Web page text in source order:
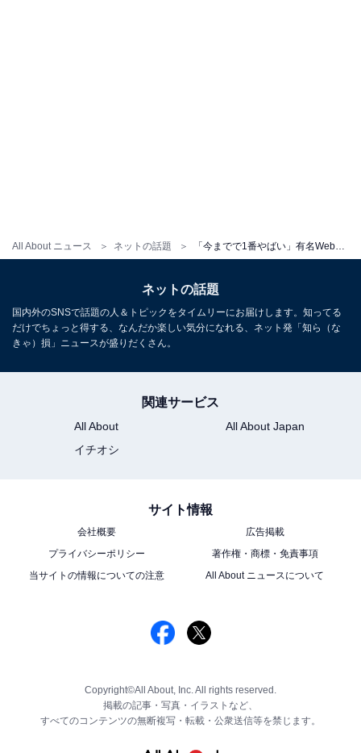
All About ニュース ネットの話題
ネットの話題
国内外のSNSで話題の人＆トピックをタイムリーにお届けします。知ってる
だけでちょっと得する、なんだか楽しい気分になれる、ネット発「知ら（な
きゃ）損」ニュースが盛りだくさん。
関連サービス
All About
All About Japan
イチオシ
サイト情報
会社概要
広告掲載
プライバシーポリシー
著作権・商標・免責事項
当サイトの情報についての注意
All About ニュースについて
Copyright©All About, Inc. All rights reserved.
掲載の記事・写真・イラストなど、
すべてのコンテンツの無断複写・転載・公衆送信等を禁じます。